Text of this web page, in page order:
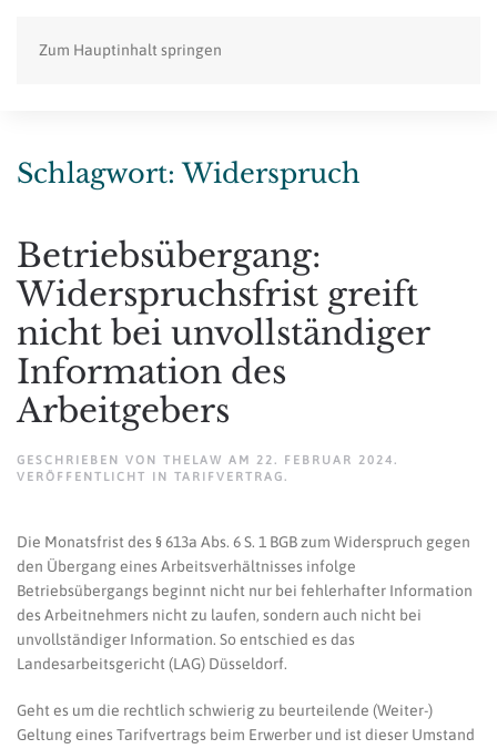
Zum Hauptinhalt springen
Schlagwort:Widerspruch
Betriebsübergang:
Widerspruchsfrist greift
nicht bei unvollständiger
Information des
Arbeitgebers
GESCHRIEBEN VON THELAW AM 22. FEBRUAR 2024 .
VERÖFFENTLICHT IN TARIFVERTRAG .
Die Monatsfrist des § 613a Abs. 6 S. 1 BGB zum Widerspruch gegen
den Übergang eines Arbeitsverhältnisses infolge
Betriebsübergangs beginnt nicht nur bei fehlerhafter Information
des Arbeitnehmers nicht zu laufen, sondern auch nicht bei
unvollständiger Information. So entschied es das
Landesarbeitsgericht (LAG) Düsseldorf.
Geht es um die rechtlich schwierig zu beurteilende (Weiter-)
Geltung eines Tarifvertrags beim Erwerber und ist dieser Umstand